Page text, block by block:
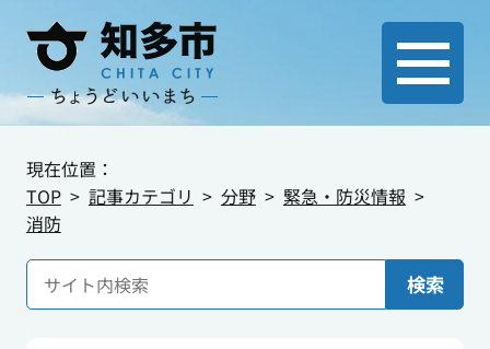
現在位置：
TOP
記事カテゴリ 分野
緊急・防災情報
消防
検索